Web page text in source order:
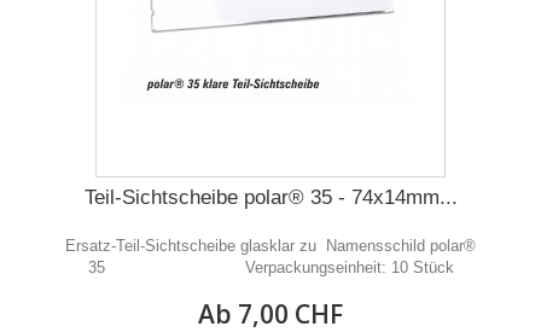
Teil-Sichtscheibe polar® 35 - 74x14mm...
Ersatz-Teil-Sichtscheibe glasklar zu Namensschild polar®
35 Verpackungseinheit: 10 Stück
Ab 7,00 CHF